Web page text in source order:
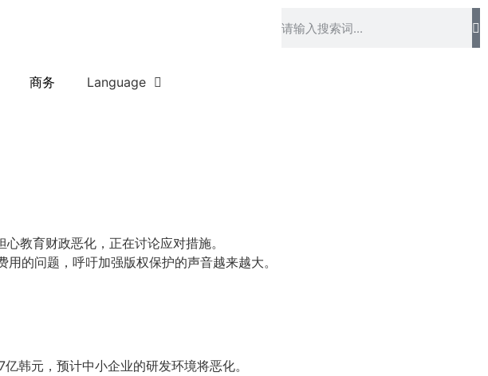
商务 Language
教育财政恶化，正在讨论应对措施。
的问题，呼吁加强版权保护的声音越来越大。
韩元，预计中小企业的研发环境将恶化。